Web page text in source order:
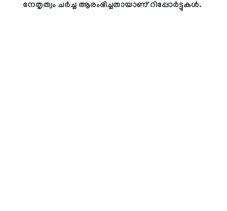
നേതൃത്വം ചര്‍ച്ച ആരംഭിച്ചതായാണ് റിപ്പോര്‍ട്ടുകള്‍.